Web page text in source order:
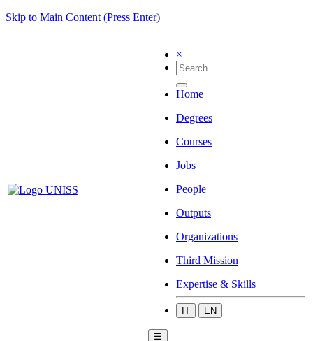
Skip to Main Content (Press Enter)
×
Home
Degrees
Courses
Jobs
People
Outputs
Organizations
Third Mission
Expertise & Skills
IT EN
☰